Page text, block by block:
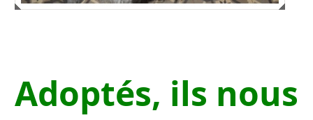
Adoptés, ils nous